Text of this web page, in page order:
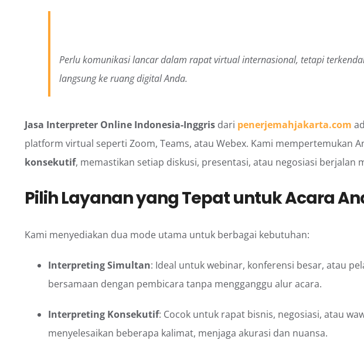
Perlu komunikasi lancar dalam rapat virtual internasional, tetapi
langsung ke ruang digital Anda.
Jasa Interpreter Online Indonesia-Inggris dari penerjemahjakarta.com
platform virtual seperti Zoom, Teams, atau Webex. Kami mempertemukan
konsekutif, memastikan setiap diskusi, presentasi, atau negosiasi berjalan
Pilih Layanan yang Tepat untuk Acara
Kami menyediakan dua mode utama untuk berbagai kebutuhan:
Interpreting Simultan: Ideal untuk webinar, konferensi besar, atau
bersamaan dengan pembicara tanpa mengganggu alur acara.
Interpreting Konsekutif: Cocok untuk rapat bisnis, negosiasi, atau
menyelesaikan beberapa kalimat, menjaga akurasi dan nuansa.